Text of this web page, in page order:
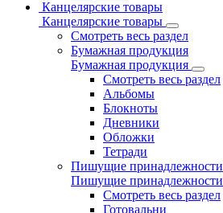
Канцелярские товары
Канцелярские товары
Смотреть весь раздел
Бумажная продукция
Бумажная продукция
Смотреть весь раздел
Альбомы
Блокноты
Дневники
Обложки
Тетради
Пишущие принадлежности
Пишущие принадлежности
Смотреть весь раздел
Готовальни